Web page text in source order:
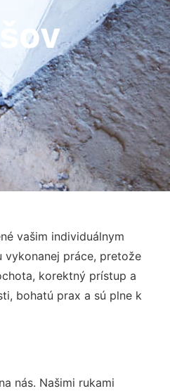
vašim individuálnym
vykonanej práce, pretože
korektný prístup a
bohatú prax a sú plne k
nás. Našimi rukami